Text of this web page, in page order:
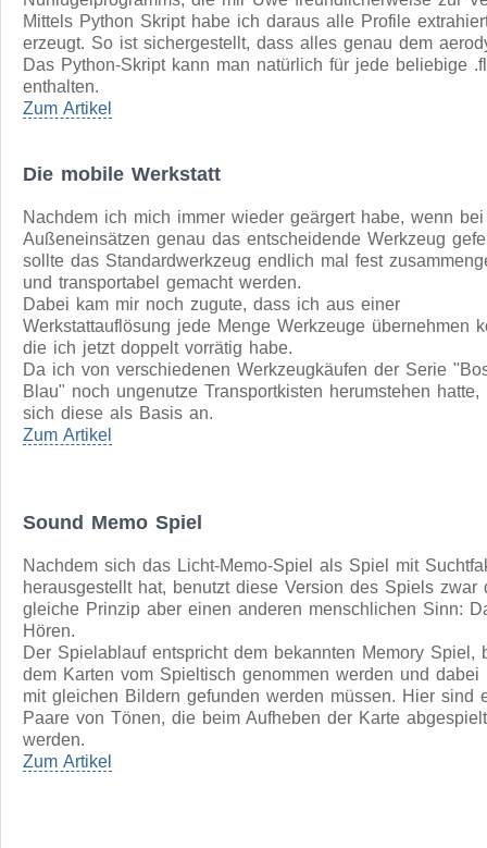
Ein RES-Nurflügel nach der Auslegung von Uwe Heuer.
Nurflügelprogramms, die mir Uwe freundlicherweise zur
erzeugt. So ist sichergestellt, dass alles genau dem
Das Python-Skript kann man natürlich für jede beliebige
enthalten.
Zum Artikel
Die mobile Werkstatt
Nachdem ich mich immer wieder geärgert habe, wenn bei
Außeneinsätzen genau das entscheidende Werkzeug
sollte das Standardwerkzeug endlich mal fest
und transportabel gemacht werden.
die ich jetzt doppelt vorrätig habe.
Da ich von verschiedenen Werkzeugkäufen der Serie
Blau" noch ungenutze Transportkisten herumstehen hatte,
sich diese als Basis an.
Zum Artikel
Sound Memo Spiel
Nachdem sich das Licht-Memo-Spiel als Spiel mit
herausgestellt hat, benutzt diese Version des Spiels zwar
gleiche Prinzip aber einen anderen menschlichen Sinn: